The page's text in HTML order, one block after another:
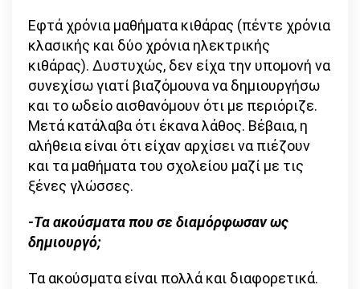
Εφτά χρόνια μαθήματα κιθάρας (πέντε χρόνια
κλασικής και δύο χρόνια ηλεκτρικής
κιθάρας). Δυστυχώς, δεν είχα την υπομονή να
συνεχίσω γιατί βιαζόμουνα να δημιουργήσω
και το ωδείο αισθανόμουν ότι με περιόριζε.
Μετά κατάλαβα ότι έκανα λάθος. Βέβαια, η
αλήθεια είναι ότι είχαν αρχίσει να πιέζουν
και τα μαθήματα του σχολείου μαζί με τις
ξένες γλώσσες.
-Τα ακούσματα που σε διαμόρφωσαν ως
δημιουργό;
Τα ακούσματα είναι πολλά και διαφορετικά.